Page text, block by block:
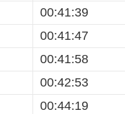
00:41:39
00:41:47
00:41:58
00:42:53
00:44:19